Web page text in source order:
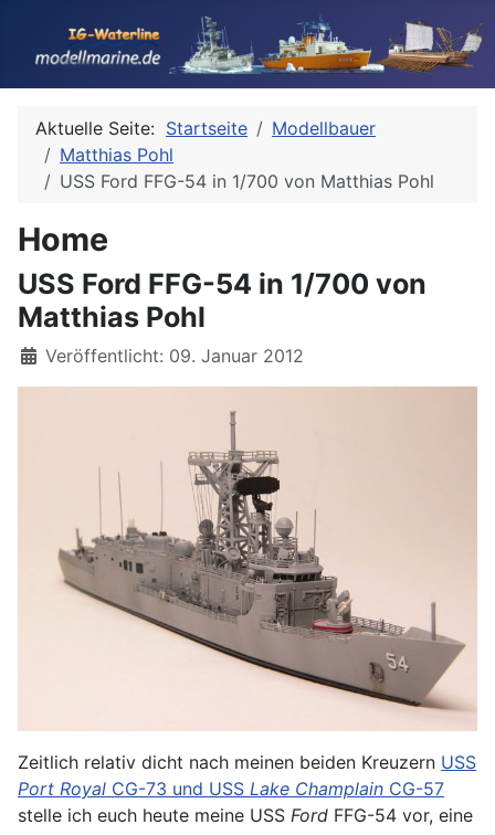
Aktuelle Seite: Startseite
Modellbauer
Matthias Pohl
USS Ford FFG-54 in 1/700 von Matthias Pohl
Home
USS Ford FFG-54 in 1/700 von
Matthias Pohl
Details
Veröffentlicht: 09. Januar 2012
Zeitlich relativ dicht nach meinen beiden Kreuzern USS
Port Royal CG-73 und USS Lake Champlain CG-57
stelle ich euch heute meine USS Ford FFG-54 vor, eine